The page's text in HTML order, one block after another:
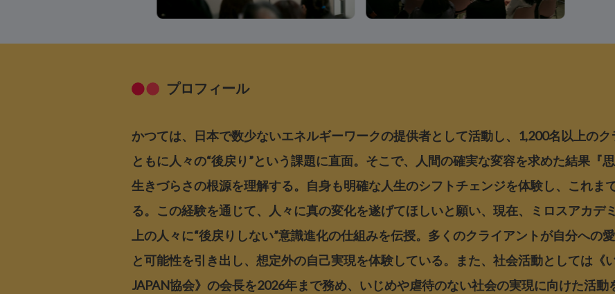
プロフィール
かつては、日本で数少ないエネルギーワークの提供者として活動し、1,200名以上の
ともに人々の“後戻り”という課題に直面。そこで、人間の確実な変容を求めた結果『
生きづらさの根源を理解する。自身も明確な人生のシフトチェンジを体験し、これま
る。この経験を通じて、人々に真の変化を遂げてほしいと願い、現在、ミロスアカデ
上の人々に“後戻りしない”意識進化の仕組みを伝授。多くのクライアントが自分への
と可能性を引き出し、想定外の自己実現を体験している。また、社会活動としては《
JAPAN協会》の会長を2026年まで務め、いじめや虐待のない社会の実現に向けた活